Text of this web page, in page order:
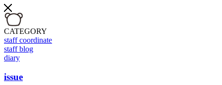
CATEGORY
staff coordinate
staff blog
diary
issue